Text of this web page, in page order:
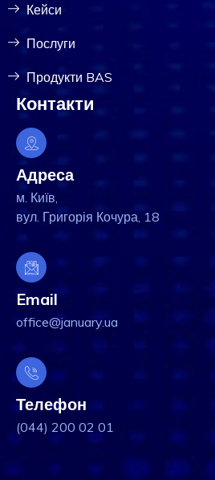
Кейси
Послуги
Продукти BAS
Контакти
Адреса
м. Київ,
вул. Григорія Кочура, 18
Email
office@january.ua
Телефон
(044) 200 02 01